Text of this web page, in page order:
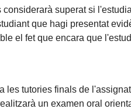
considerarà superat si
que hagi presentat
el fet que encara que
les tutories finals de
un examen oral